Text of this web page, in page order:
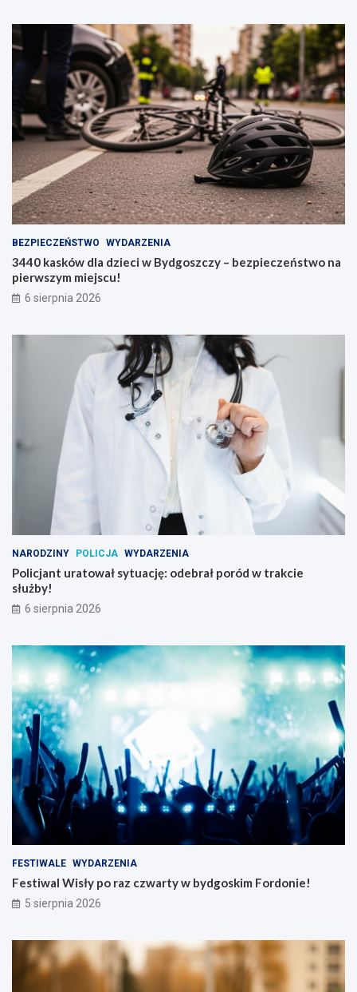
BEZPIECZEŃSTWO WYDARZENIA
3440 kasków dla dzieci w Bydgoszczy – bezpieczeństwo na
pierwszym miejscu!
6 sierpnia 2026
NARODZINY POLICJA WYDARZENIA
Policjant uratował sytuację: odebrał poród w trakcie
służby!
6 sierpnia 2026
FESTIWALE WYDARZENIA
Festiwal Wisły po raz czwarty w bydgoskim Fordonie!
5 sierpnia 2026